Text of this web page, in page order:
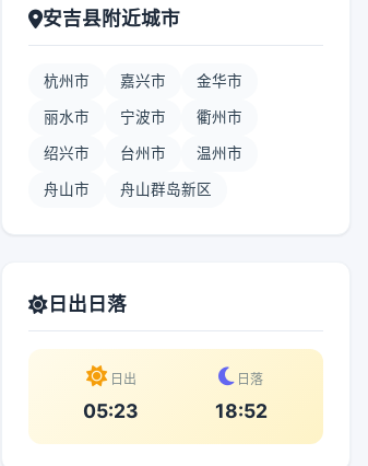
安吉县附近城市
杭州市 嘉兴市 金华市
丽水市 宁波市 衢州市
绍兴市 台州市 温州市
舟山市 舟山群岛新区
日出日落
日出
05:23
日落
18:52